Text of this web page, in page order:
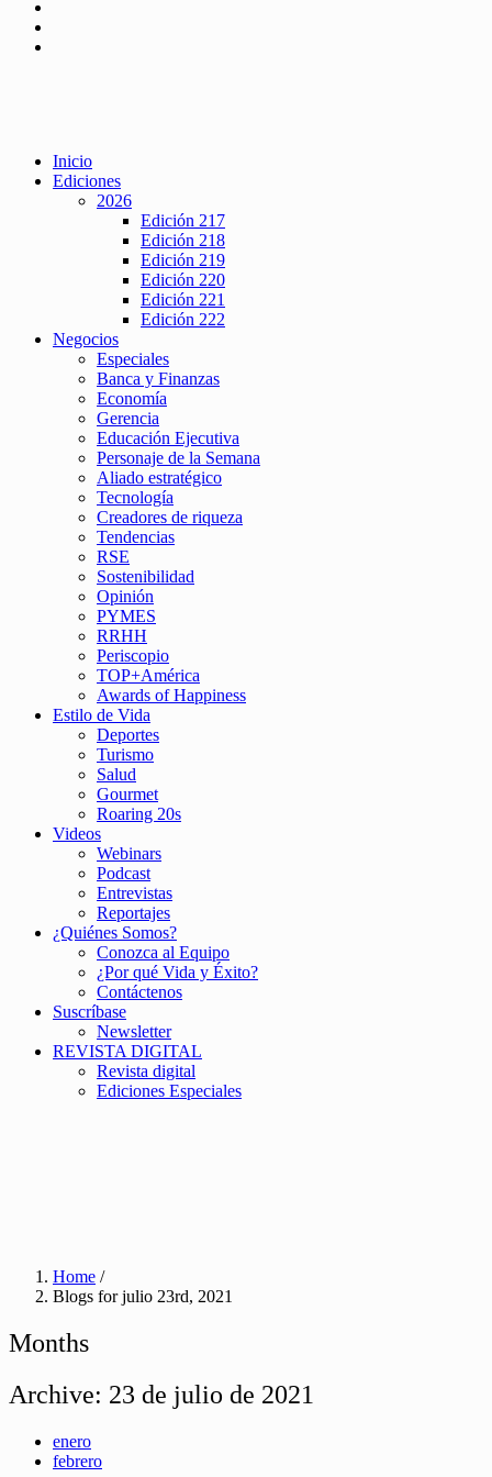
Inicio
Ediciones
2026
Edición 217
Edición 218
Edición 219
Edición 220
Edición 221
Edición 222
Negocios
Especiales
Banca y Finanzas
Economía
Gerencia
Educación Ejecutiva
Personaje de la Semana
Aliado estratégico
Tecnología
Creadores de riqueza
Tendencias
RSE
Sostenibilidad
Opinión
PYMES
RRHH
Periscopio
TOP+América
Awards of Happiness
Estilo de Vida
Deportes
Turismo
Salud
Gourmet
Roaring 20s
Videos
Webinars
Podcast
Entrevistas
Reportajes
¿Quiénes Somos?
Conozca al Equipo
¿Por qué Vida y Éxito?
Contáctenos
Suscríbase
Newsletter
REVISTA DIGITAL
Revista digital
Ediciones Especiales
Home /
Blogs for julio 23rd, 2021
Months
Archive: 23 de julio de 2021
enero
febrero